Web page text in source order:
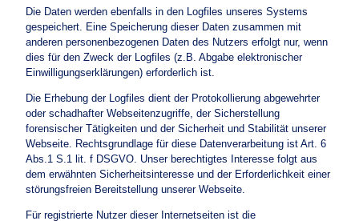
Die Daten werden ebenfalls in den Logfiles unseres Systems
gespeichert. Eine Speicherung dieser Daten zusammen mit
anderen personenbezogenen Daten des Nutzers erfolgt nur, wenn
dies für den Zweck der Logfiles (z.B. Abgabe elektronischer
Einwilligungserklärungen) erforderlich ist.
Die Erhebung der Logfiles dient der Protokollierung abgewehrter
oder schadhafter Webseitenzugriffe, der Sicherstellung
forensischer Tätigkeiten und der Sicherheit und Stabilität unserer
Webseite. Rechtsgrundlage für diese Datenverarbeitung ist Art. 6
Abs.1 S.1 lit. f DSGVO. Unser berechtigtes Interesse folgt aus
dem erwähnten Sicherheitsinteresse und der Erforderlichkeit einer
störungsfreien Bereitstellung unserer Webseite.
Für registrierte Nutzer dieser Internetseiten ist die